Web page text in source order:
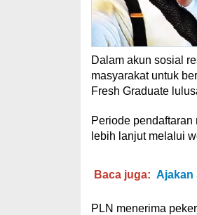
Dalam akun sosial
masyarakat untuk
Fresh Graduate
Periode
lebih lanjut melalui
Baca juga: Ajakan
PLN menerima